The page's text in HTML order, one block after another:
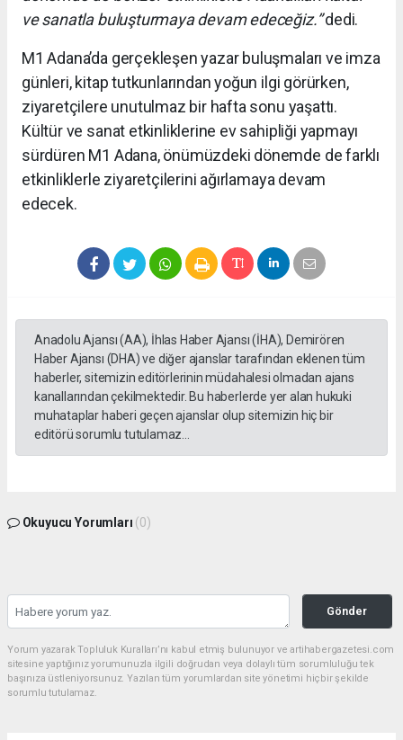
ve sanatla buluşturmaya devam edeceğiz.”dedi.
M1 Adana’da gerçekleşen yazar buluşmaları ve imza
günleri, kitap tutkunlarından yoğun ilgi görürken,
ziyaretçilere unutulmaz bir hafta sonu yaşattı.
Kültür ve sanat etkinliklerine ev sahipliği yapmayı
sürdüren M1 Adana, önümüzdeki dönemde de farklı
etkinliklerle ziyaretçilerini ağırlamaya devam
edecek.
Anadolu Ajansı (AA), İhlas Haber Ajansı (İHA), Demirören
Haber Ajansı (DHA) ve diğer ajanslar tarafından eklenen tüm
haberler, sitemizin editörlerinin müdahalesi olmadan ajans
kanallarından çekilmektedir. Bu haberlerde yer alan hukuki
muhataplar haberi geçen ajanslar olup sitemizin hiç bir
editörü sorumlu tutulamaz...
Okuyucu Yorumları (0)
Gönder
Yorum yazarak Topluluk Kuralları’nı kabul etmiş bulunuyor ve artihabergazetesi.com
sitesine yaptığınız yorumunuzla ilgili doğrudan veya dolaylı tüm sorumluluğu tek
başınıza üstleniyorsunuz. Yazılan tüm yorumlardan site yönetimi hiçbir şekilde
sorumlu tutulamaz.